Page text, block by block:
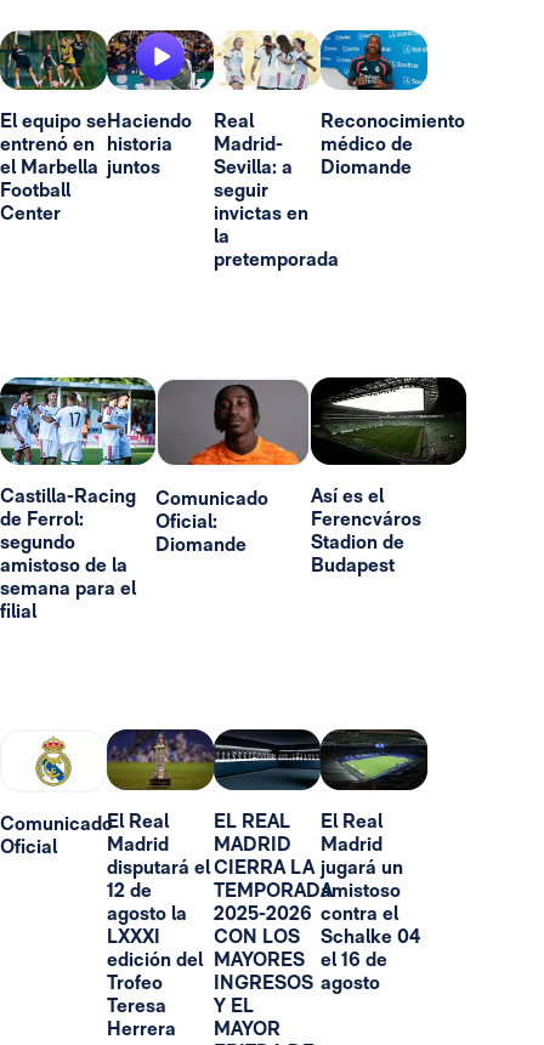
El equipo se
entrenó en
el Marbella
Football
Center
Haciendo
historia
juntos
Real
Madrid-
Sevilla: a
seguir
invictas en
la
pretemporada
Reconocimiento
médico de
Diomande
Castilla-Racing
de Ferrol:
segundo
amistoso de la
semana para el
filial
Comunicado
Oficial:
Diomande
Así es el
Ferencváros
Stadion de
Budapest
Comunicado
Oficial
El Real
Madrid
disputará el
12 de
agosto la
LXXXI
edición del
Trofeo
Teresa
Herrera
EL REAL
MADRID
CIERRA LA
TEMPORADA
2025-2026
CON LOS
MAYORES
INGRESOS
Y EL
MAYOR
El Real
Madrid
jugará un
amistoso
contra el
Schalke 04
el 16 de
agosto